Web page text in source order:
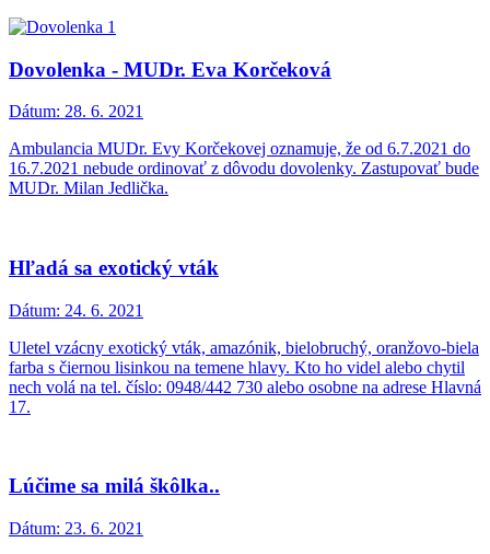
Dovolenka - MUDr. Eva Korčeková
Dátum: 28. 6. 2021
Ambulancia MUDr. Evy Korčekovej oznamuje, že od 6.7.2021 do
16.7.2021 nebude ordinovať z dôvodu dovolenky. Zastupovať bude
MUDr. Milan Jedlička.
Hľadá sa exotický vták
Dátum: 24. 6. 2021
Uletel vzácny exotický vták, amazónik, bielobruchý, oranžovo-biela
farba s čiernou lisinkou na temene hlavy. Kto ho videl alebo chytil
nech volá na tel. číslo: 0948/442 730 alebo osobne na adrese Hlavná
17.
Lúčime sa milá škôlka..
Dátum: 23. 6. 2021